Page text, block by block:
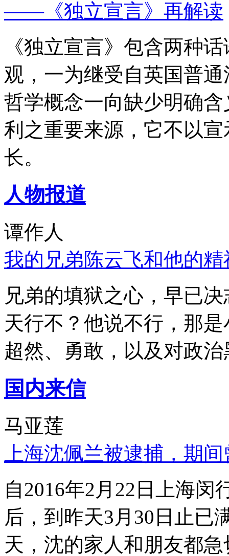
——《独立宣言》再解读
《独立宣言》包含两种
观，一为继受自英国普
哲学概念一向缺少明确
利之重要来源，它不以
长。
人物报道
谭作人
我的兄弟陈云飞和他的
兄弟的填狱之心，早已
天行不？他说不行，那
超然、勇敢，以及对政
国内来信
马亚莲
上海沈佩兰被逮捕，期
自2016年2月22日上海
后，到昨天3月30日止已
天，沈的家人和朋友都